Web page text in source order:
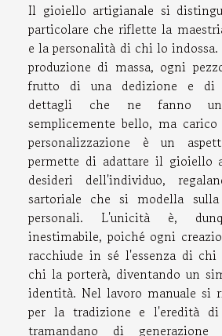
Il gioiello artigianale si
particolare che riflette la
e la personalità di chi lo
produzione di massa, ogni
frutto di una dedizione e di
dettagli che ne fanno
semplicemente bello, ma
personalizzazione è un
permette di adattare il gioiello
desideri dell'individuo,
sartoriale che si modella
personali. L'unicità è,
inestimabile, poiché ogni
racchiude in sé l'essenza di
chi la porterà, diventando un
identità. Nel lavoro manuale si
per la tradizione e l'eredità
tramandano di generazione